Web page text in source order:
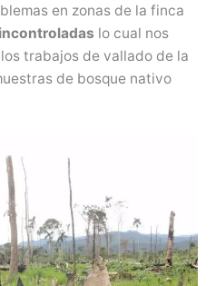
en zonas de la finca
lo cual nos
trabajos de vallado de la
de bosque nativo